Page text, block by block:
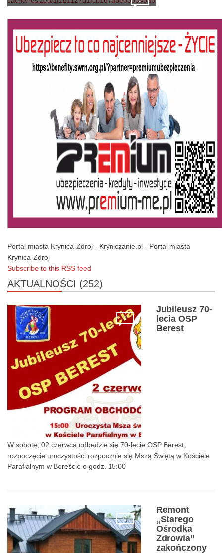
Portal miasta Krynica-Zdrój - Kryniczanie.pl - Portal miasta
Krynica-Zdrój
Subscribe to this RSS feed
AKTUALNOŚCI (252)
0
Jubileusz 70-
lecia OSP
Berest
W sobote, 02 czerwca odbedzie się 70-lecie OSP Berest,
rozpoczęcie uroczystości rozpocznie się Mszą Świętą w Kościele
Parafialnym w Bereście o godz. 15:00
0
Remont
„Starego
Ośrodka
Zdrowia”
zakończony